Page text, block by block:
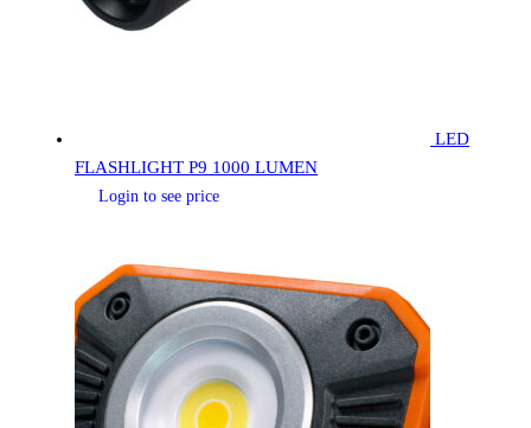
LED
FLASHLIGHT P9 1000 LUMEN
Login to see price